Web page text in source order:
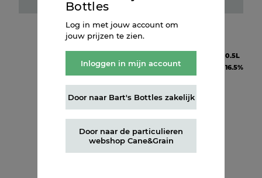
0.5L
16.5%
Bottles
Log in met jouw account om
jouw prijzen te zien.
Inloggen in mijn account
Door naar Bart's Bottles zakelijk
Door naar de particulieren
webshop Cane&Grain